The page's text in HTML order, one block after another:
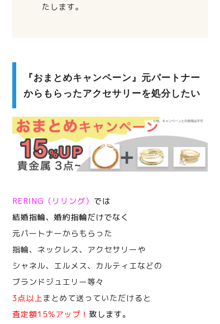
たします。
『おまとめキャンペーン』元パートナー
からもらったアクセサリーを処分したい
RERING（リリング） では
結婚指輪、婚約指輪だけでなく
元パートナーからもらった
指輪、ネックレス、アクセサリーや
シャネル、エルメス、カルティエなどの
ブランドジュエリー等々
3点以上まとめて送っていただけると
査定額15%アップ！ 致します。